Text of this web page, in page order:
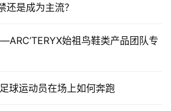
还是成为主流？
始祖鸟鞋类产品团队专
球运动员在场上如何奔跑